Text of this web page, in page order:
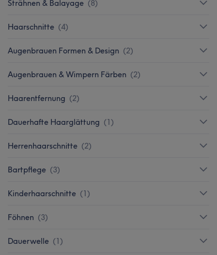
Strähnen & Balayage (8)
Haarschnitte (4)
Augenbrauen Formen & Design (2)
Augenbrauen & Wimpern Färben (2)
Haarentfernung (2)
Dauerhafte Haarglättung (1)
Herrenhaarschnitte (2)
Bartpflege (3)
Kinderhaarschnitte (1)
Föhnen (3)
Dauerwelle (1)